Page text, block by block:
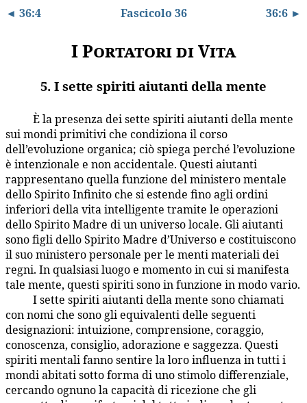
◄ 36:4 Fascicolo 36 36:6 ►
I Portatori di Vita
5. I sette spiriti aiutanti della mente
È la presenza dei sette spiriti aiutanti della mente
sui mondi primitivi che condiziona il corso
dell’evoluzione organica; ciò spiega perché l’evoluzione
è intenzionale e non accidentale. Questi aiutanti
rappresentano quella funzione del ministero mentale
dello Spirito Infinito che si estende fino agli ordini
inferiori della vita intelligente tramite le operazioni
dello Spirito Madre di un universo locale. Gli aiutanti
sono figli dello Spirito Madre d’Universo e costituiscono
il suo ministero personale per le menti materiali dei
regni. In qualsiasi luogo e momento in cui si manifesta
tale mente, questi spiriti sono in funzione in modo vario.
I sette spiriti aiutanti della mente sono chiamati
con nomi che sono gli equivalenti delle seguenti
designazioni: intuizione, comprensione, coraggio,
conoscenza, consiglio, adorazione e saggezza. Questi
spiriti mentali fanno sentire la loro influenza in tutti i
mondi abitati sotto forma di uno stimolo differenziale,
cercando ognuno la capacità di ricezione che gli